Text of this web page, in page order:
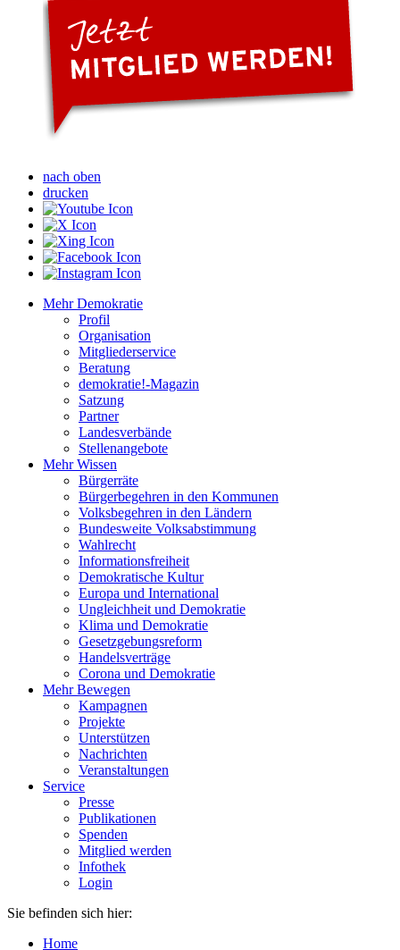
nach oben
drucken
Mehr Demokratie
Profil
Organisation
Mitgliederservice
Beratung
demokratie!-Magazin
Satzung
Partner
Landesverbände
Stellenangebote
Mehr Wissen
Bürgerräte
Bürgerbegehren in den Kommunen
Volksbegehren in den Ländern
Bundesweite Volksabstimmung
Wahlrecht
Informationsfreiheit
Demokratische Kultur
Europa und International
Ungleichheit und Demokratie
Klima und Demokratie
Gesetzgebungsreform
Handelsverträge
Corona und Demokratie
Mehr Bewegen
Kampagnen
Projekte
Unterstützen
Nachrichten
Veranstaltungen
Service
Presse
Publikationen
Spenden
Mitglied werden
Infothek
Login
Sie befinden sich hier:
Home